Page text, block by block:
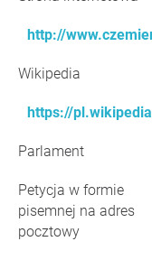
http://
Wikipedia
https://
Parlament
Petycja w formie
pisemnej na adres
pocztowy